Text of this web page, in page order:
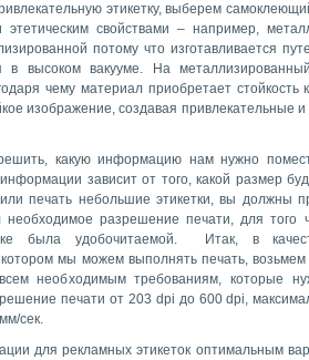
этикетку, выберем
свойствами – например,
потому что изготавливается
в высоком вакууме. На
чему материал приобретает стойкость
изображение, создавая привлекательные и
какую информацию нам нужно
зависит от того, какой размер
печать небольшие этикетки, вы должны
разрешение печати, для того
была удобочитаемой. Итак, в
мы можем выполнять печать, возьмем
необходимым требованиям, которые
печати от 203 dpi до 600 dpi,
сек.
для рекламных этикеток оптимальным